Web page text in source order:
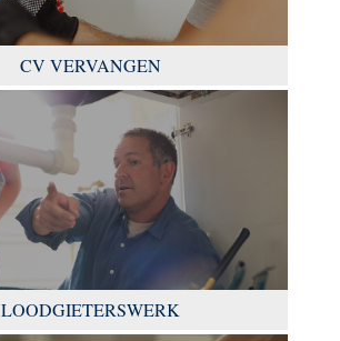
CV VERVANGEN
LOODGIETERSWERK